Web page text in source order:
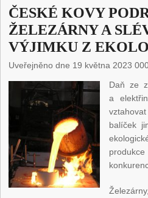
ČESKÉ KOVY
ŽELEZÁRNY A
VÝJIMKU Z
Uveřejněno dne 19 května 2023
Daň ze
a
balíček